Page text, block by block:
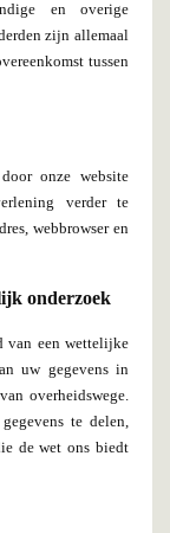
en overige
zijn allemaal
tussen
onze website
verder te
webbrowser en
onderzoek
van een wettelijke
uw gegevens in
overheidswege.
te delen,
de wet ons biedt